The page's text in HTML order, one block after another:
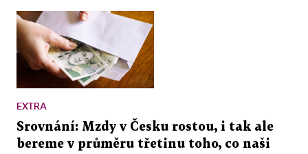
EXTRA
Srovnání: Mzdy v Česku rostou, i tak ale
bereme v průměru třetinu toho, co naši